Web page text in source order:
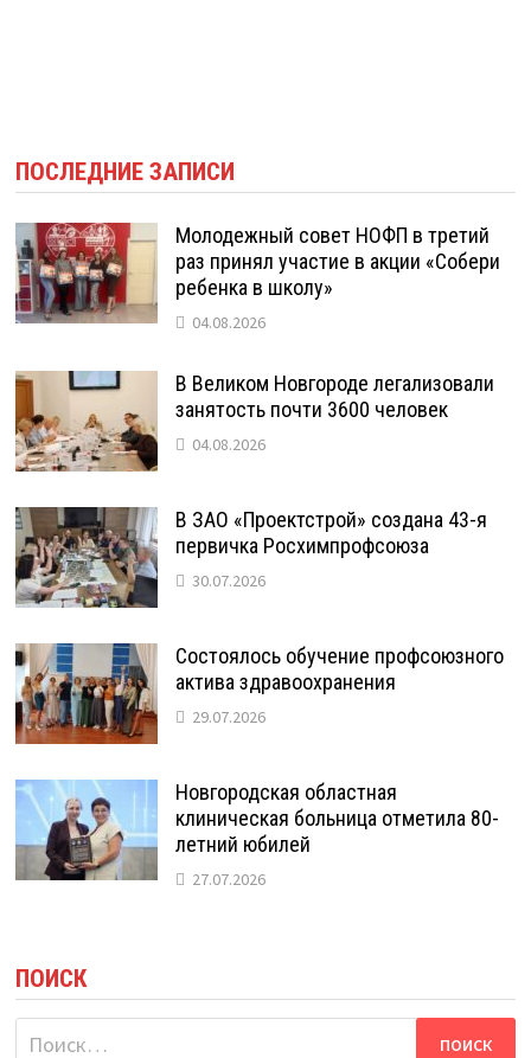
ПОСЛЕДНИЕ ЗАПИСИ
Молодежный совет НОФП в третий
раз принял участие в акции «Собери
ребенка в школу»
04.08.2026
В Великом Новгороде легализовали
занятость почти 3600 человек
04.08.2026
В ЗАО «Проектстрой» создана 43-я
первичка Росхимпрофсоюза
30.07.2026
Состоялось обучение профсоюзного
актива здравоохранения
29.07.2026
Новгородская областная
клиническая больница отметила 80-
летний юбилей
27.07.2026
ПОИСК
Найти: